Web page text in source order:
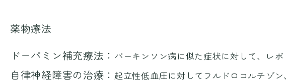
薬物療法
ドーパミン補充療法： パーキンソン病に似た症状に対して、レボ
自律神経障害の治療： 起立性低血圧に対してフルドロコルチゾ